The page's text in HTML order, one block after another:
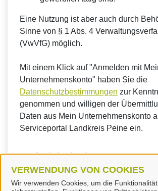
VERWENDUNG VON COOKIES
Wir verwenden Cookies, um die
Eine Nutzung ist aber auch durch
Sinne von § 1 Abs. 4
(VwVfG) möglich.
Mit einem Klick auf "Anmelden mit
Unternehmenskonto" haben Sie die
Datenschutzbestimmungen zur
genommen und willigen der
Daten aus Mein Unternehmenskonto
Serviceportal Landkreis Peine ein.
So funktioniert´s: